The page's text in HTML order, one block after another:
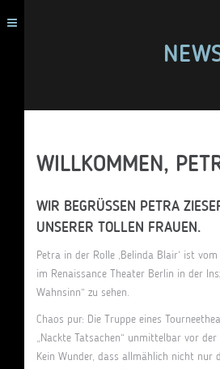
WILLKOMMEN,
WIR BEGRÜSSEN PETRA
NSERER TOLLEN FRAUEN.
Petra in der Rolle ‚Belinda Blair‘ ist vom
im Renaissance Theater Berlin in der
Wahnsinn“ zu sehen.
Chaos pur: Die Truppe eines
„Nackte Tatsachen“ unmittelbar vor
Kein Wunder, dass allmählich nicht nur